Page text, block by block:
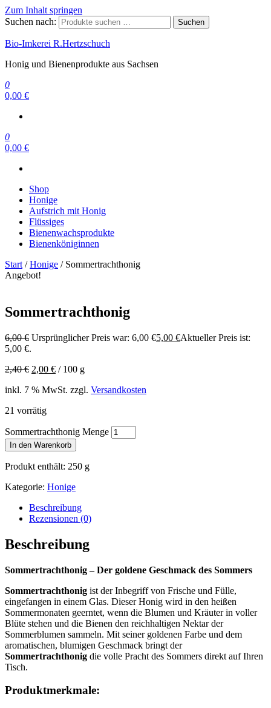
Zum Inhalt springen
Suchen nach:
Suchen
Bio-Imkerei R.Hertzschuch
Honig und Bienenprodukte aus Sachsen
0
0,00 €
0
0,00 €
Shop
Honige
Aufstrich mit Honig
Flüssiges
Bienenwachsprodukte
Bienenköniginnen
Start /Honige / Sommertrachthonig
Angebot!
Sommertrachthonig
6,00€ Ursprünglicher Preis war: 6,00 €5,00 €Aktueller Preis ist:
5,00 €.
2,40€ 2,00 € / 100 g
inkl. 7 % MwSt. zzgl. Versandkosten
21 vorrätig
Sommertrachthonig Menge
In den Warenkorb
Produkt enthält: 250 g
Kategorie: Honige
Beschreibung
Rezensionen (0)
Beschreibung
Sommertrachthonig – Der goldene Geschmack des Sommers
Sommertrachthonig ist der Inbegriff von Frische und Fülle,
eingefangen in einem Glas. Dieser Honig wird in den heißen
Sommermonaten geerntet, wenn die Blumen und Kräuter in voller
Blüte stehen und die Bienen den reichhaltigen Nektar der
Sommerblumen sammeln. Mit seiner goldenen Farbe und dem
aromatischen, blumigen Geschmack bringt der
Sommertrachthonig die volle Pracht des Sommers direkt auf Ihren
Tisch.
Produktmerkmale: